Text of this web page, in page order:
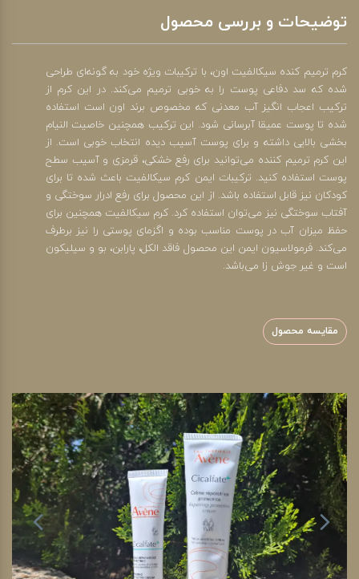
توضیحات و بررسی محصول
کرم ترمیم کنده سیکالفیت اون، با ترکیبات ویژه خود به گونه‌ای طراحی
شده که سد دفاعی پوست را به خوبی ترمیم می‌کند. در این کرم از
ترکیب اعجاب انگیز آب معدنی که مخصوص برند اون است استفاده
شده تا پوست عمیقا آبرسانی شود. این ترکیب همچنین خاصیت النیام
بخشی بالایی داشته و برای پوست آسیب دیده انتخاب خوبی است. از
این کرم ترمیم کننده می‌توانید برای رفع خشکی، قرمزی و آسیب سطح
پوست استفاده کنید. ترکیبات ایمن کرم سیکالفیت باعث شده تا برای
کودکان نیز قابل استفاده باشد. از این محصول برای رفع ادرار سوختگی و
آفتاب سوختگی نیز می‌توان استفاده کرد. کرم سیکالفیت همچنین برای
حفظ میزان آب در پوست مناسب بوده و اگزمای پوستی را نیز برطرف
می‌کند. فرمولاسیون ایمن این محصول فاقد الکل، پارابن، بو و سیلیکون
است و غیر جوش زا می‌باشد.
مقایسه محصول